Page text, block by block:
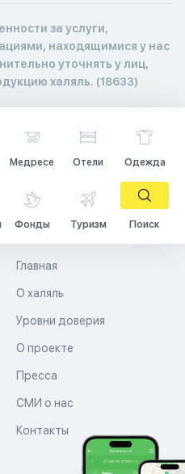
за услуги,
находящимися у нас
уточнять у лиц,
халяль. (18633)
Медресе Отели Одежда
Фонды Туризм Поиск
Главная
О халяль
Уровни доверия
О проекте
Пресса
СМИ о нас
Контакты